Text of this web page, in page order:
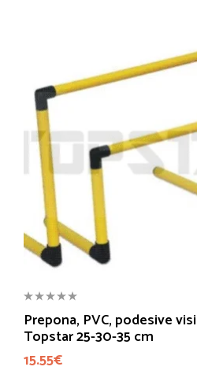
Prepona, PVC, podesive
Topstar 25-30-35 cm
15.55€